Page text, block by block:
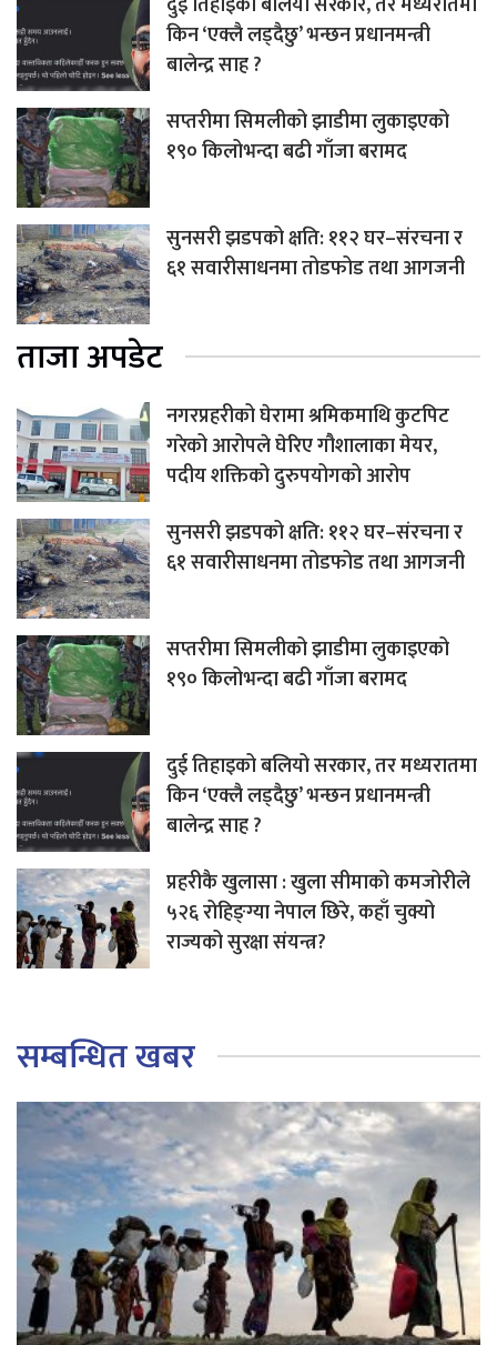
किन ‘एक्लै लड्दैछु’ भन्छन प्रधानमन्त्री
बालेन्द्र साह ?
सप्तरीमा सिमलीको झाडीमा लुकाइएको
१९० किलोभन्दा बढी गाँजा बरामद
सुनसरी झडपको क्षति: ११२ घर–संरचना र
६१ सवारीसाधनमा तोडफोड तथा आगजनी
ताजा अपडेट
नगरप्रहरीको घेरामा श्रमिकमाथि कुटपिट
गरेको आरोपले घेरिए गौशालाका मेयर,
पदीय शक्तिको दुरुपयोगको आरोप
सुनसरी झडपको क्षति: ११२ घर–संरचना र
६१ सवारीसाधनमा तोडफोड तथा आगजनी
सप्तरीमा सिमलीको झाडीमा लुकाइएको
१९० किलोभन्दा बढी गाँजा बरामद
दुई तिहाइको बलियो सरकार, तर मध्यरातमा
किन ‘एक्लै लड्दैछु’ भन्छन प्रधानमन्त्री
बालेन्द्र साह ?
प्रहरीकै खुलासा : खुला सीमाको कमजोरीले
५२६ रोहिङ्ग्या नेपाल छिरे, कहाँ चुक्यो
राज्यको सुरक्षा संयन्त्र?
सम्बन्धित खबर